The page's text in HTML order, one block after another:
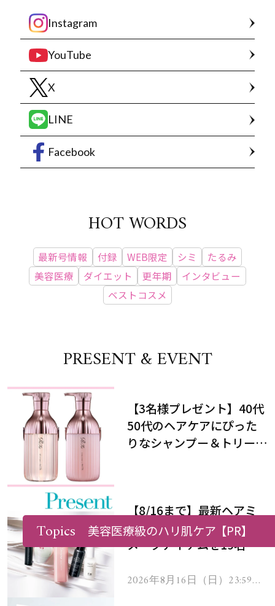
Instagram
YouTube
X
LINE
Facebook
HOT WORDS
最新号情報 付録 WEB限定 シミ
たるみ
美容医療
ダイエット 更年期
インタビュー
ベストコスメ
PRESENT & EVENT
【3名様プレゼント】40代
50代のヘアケアにぴった
りなシャンプー＆トリート
【8/16まで】最新ヘアミ
ルク＆夏でも崩れ知らずな
メークアイテムを19名様
2026年8月16日（日）23:59ま
Topics 美容医療級のハリ肌ケア【PR】